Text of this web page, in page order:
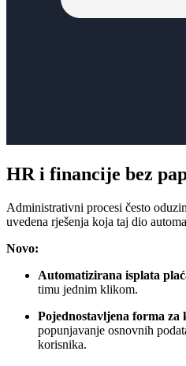
HR i financije bez
Administrativni procesi često
uvedena rješenja koja taj dio
Novo:
Automatizirana isplata
timu jednim klikom.
Pojednostavljena forma za
popunjavanje osnovnih
korisnika.